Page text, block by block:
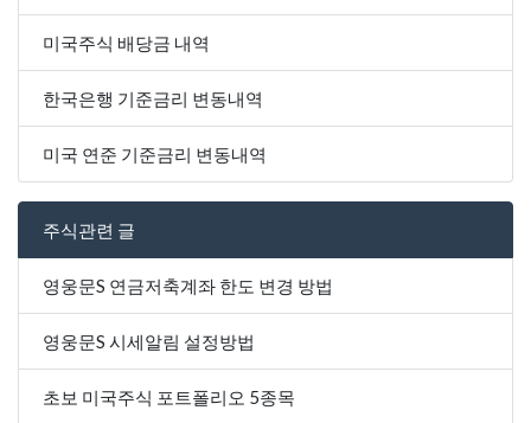
미국주식 배당금 내역
한국은행 기준금리 변동내역
미국 연준 기준금리 변동내역
주식관련 글
영웅문S 연금저축계좌 한도 변경 방법
영웅문S 시세알림 설정방법
초보 미국주식 포트폴리오 5종목